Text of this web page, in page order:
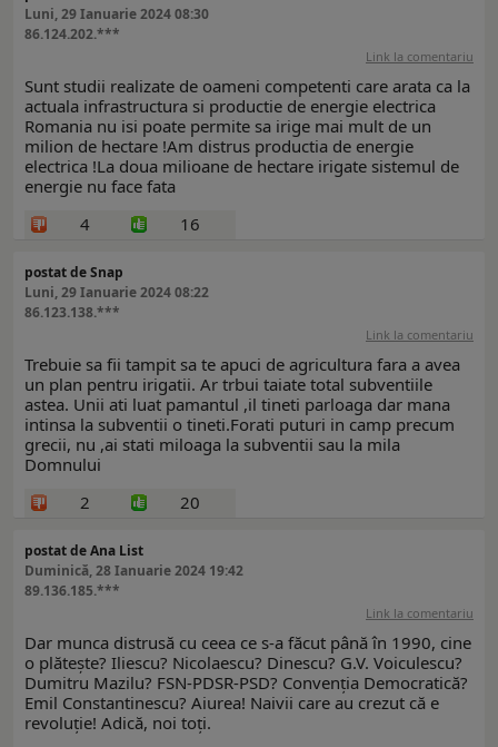
Luni, 29 Ianuarie 2024 08:30
86.124.202.***
Link la comentariu
Sunt studii realizate de oameni competenti care arata ca la
actuala infrastructura si productie de energie electrica
Romania nu isi poate permite sa irige mai mult de un
milion de hectare !Am distrus productia de energie
electrica !La doua milioane de hectare irigate sistemul de
energie nu face fata
4
16
postat de Snap
Luni, 29 Ianuarie 2024 08:22
86.123.138.***
Link la comentariu
Trebuie sa fii tampit sa te apuci de agricultura fara a avea
un plan pentru irigatii. Ar trbui taiate total subventiile
astea. Unii ati luat pamantul ,il tineti parloaga dar mana
intinsa la subventii o tineti.Forati puturi in camp precum
grecii, nu ,ai stati miloaga la subventii sau la mila
Domnului
2
20
postat de Ana List
Duminică, 28 Ianuarie 2024 19:42
89.136.185.***
Link la comentariu
Dar munca distrusă cu ceea ce s-a făcut până în 1990, cine
o plătește? Iliescu? Nicolaescu? Dinescu? G.V. Voiculescu?
Dumitru Mazilu? FSN-PDSR-PSD? Convenția Democratică?
Emil Constantinescu? Aiurea! Naivii care au crezut că e
revoluție! Adică, noi toți.